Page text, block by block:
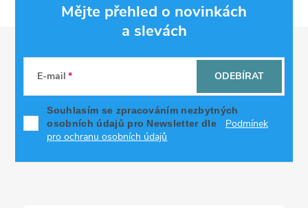
a
í
p
r
Mějte přehled o novinkách
a slevách
E-mail
Souhlasím se zpracováním nezbytných
osobních údajů pro Newsletter dle
Podmínek
pro ochranu osobních údajů
ODEBÍRAT